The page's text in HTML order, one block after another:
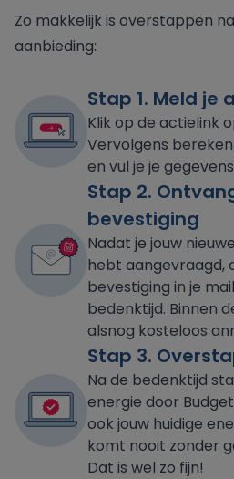
Zo makkelijk is overstappen
aanbieding:
Stap 1. Meld je
Klik op de actielink
Vervolgens
en vul je je
Stap 2.
bevestiging
Nadat je jouw
hebt aangevraagd,
bevestiging in je
bedenktijd. Binnen
alsnog kosteloos
Stap 3.
Na de bedenktijd
energie door
ook jouw huidige
komt nooit zonder
Dat is wel zo fijn!